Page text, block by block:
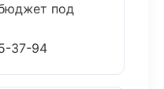
под
37-94